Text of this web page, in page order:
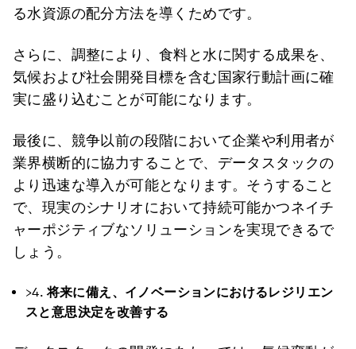
る水資源の配分方法を導くためです。
さらに、調整により、食料と水に関する成果を、
気候および社会開発目標を含む国家行動計画に確
実に盛り込むことが可能になります。
最後に、競争以前の段階において企業や利用者が
業界横断的に協力することで、データスタックの
より迅速な導入が可能となります。そうすること
で、現実のシナリオにおいて持続可能かつネイチ
ャーポジティブなソリューションを実現できるで
しょう。
>4.将来に備え、イノベーションにおけるレジリエン
スと意思決定を改善する